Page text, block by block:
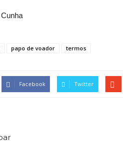
papo de voador termos
Facebook Twitter